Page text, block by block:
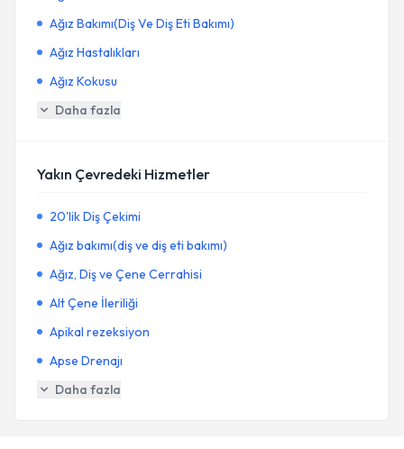
Ağız Bakımı(Diş Ve Diş Eti Bakımı)
Ağız Hastalıkları
Ağız Kokusu
Daha fazla
Yakın Çevredeki Hizmetler
20'lik Diş Çekimi
Ağız bakımı(diş ve diş eti bakımı)
Ağız, Diş ve Çene Cerrahisi
Alt Çene İleriliği
Apikal rezeksiyon
Apse Drenajı
Daha fazla